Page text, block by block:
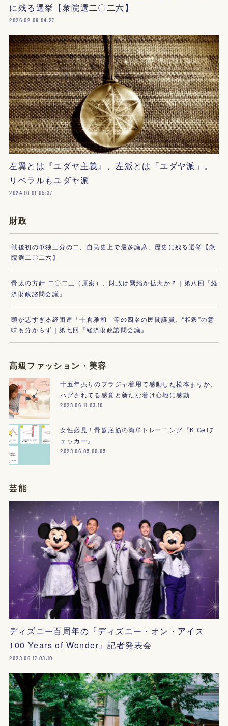
に残る選挙【衆院選二〇二六】
2026.02.09 04:27
左翼とは『ユダヤ主義』、左派とは「ユダヤ派」。
リベラルもユダヤ派
2024.10.01 05:37
財政
戦後初の単独三分の二、自民史上で最多議席、歴史に残る選挙【衆
院選二〇二六】
骨太の方針 二〇二三（原案）、財政は緊縮か拡大か？｜第八回『経
済財政諮問会議』
頭が悪すぎる経団連「十倉雅和」等の四名の民間議員、“相殺”の意
味も分からず｜第七回『経済財政諮問会議』
高級ファッション・美容
十五年振りのブラジャ着用で感動した松本まりか、
ハグされてる感覚と新たな着け心地に感動
2023.06.11 03:10
女性必見！骨盤底筋の簡単トレーニング『K Gelチ
ェッカー』
2023.06.05 00:05
芸能
ディズニー百周年の『ディズニー・オン・アイス
100 Years of Wonder』記者発表会
2023.06.17 03:10